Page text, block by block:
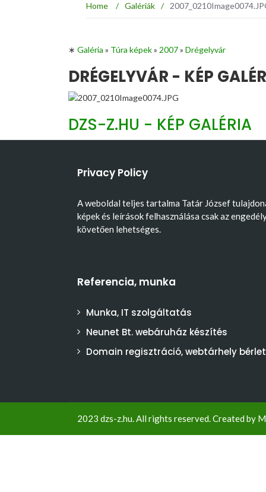
Home / Galériák /
∗ Galéria » Túra képek» 2007» Drégelyvár
DRÉGELYVÁR - KÉP
DZS-Z.HU - KÉP GALÉRIA
Privacy Policy
A weboldal teljes tartalma Tatár József
képek és leírások felhasználása csak az
követően lehetséges.
Referencia, munka
Munka, IT szolgáltatás
Neunet Bt. webáruház készítés
Domain regisztráció, webtárhely bérlet
2023 dzs-z.hu. All rights reserved. Created by